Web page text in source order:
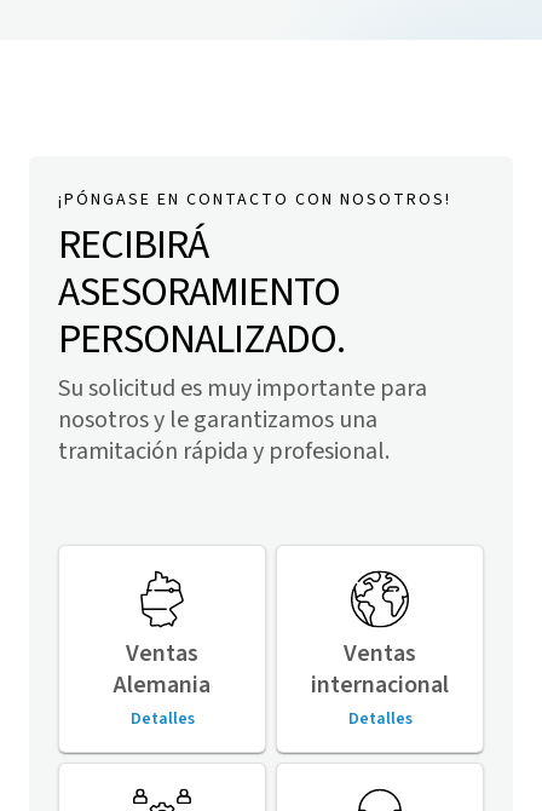
¡PÓNGASE EN CONTACTO CON NOSOTROS!
RECIBIRÁ
ASESORAMIENTO
PERSONALIZADO.
Su solicitud es muy importante para
nosotros y le garantizamos una
tramitación rápida y profesional.
Ventas
Alemania
Detalles
Ventas
internacional
Detalles